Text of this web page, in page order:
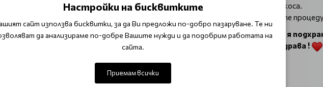
от меда, помага да се запази интензивният цвят на боядисаната коса.
нежно и след това изплакнете обилно с топла вода. При нужда повторете
избор за хора със суха или увредена коса, които искат да я
и хранителни вещества, което прави косата изключително мека и здрава !
Настройки на бисквитките
сайт използва бисквитки, за да Ви предложи по-добро пазаруване. Те ни
да анализираме по-добре Вашите нужди и да подобрим работата на
сайта.
Приемам всички